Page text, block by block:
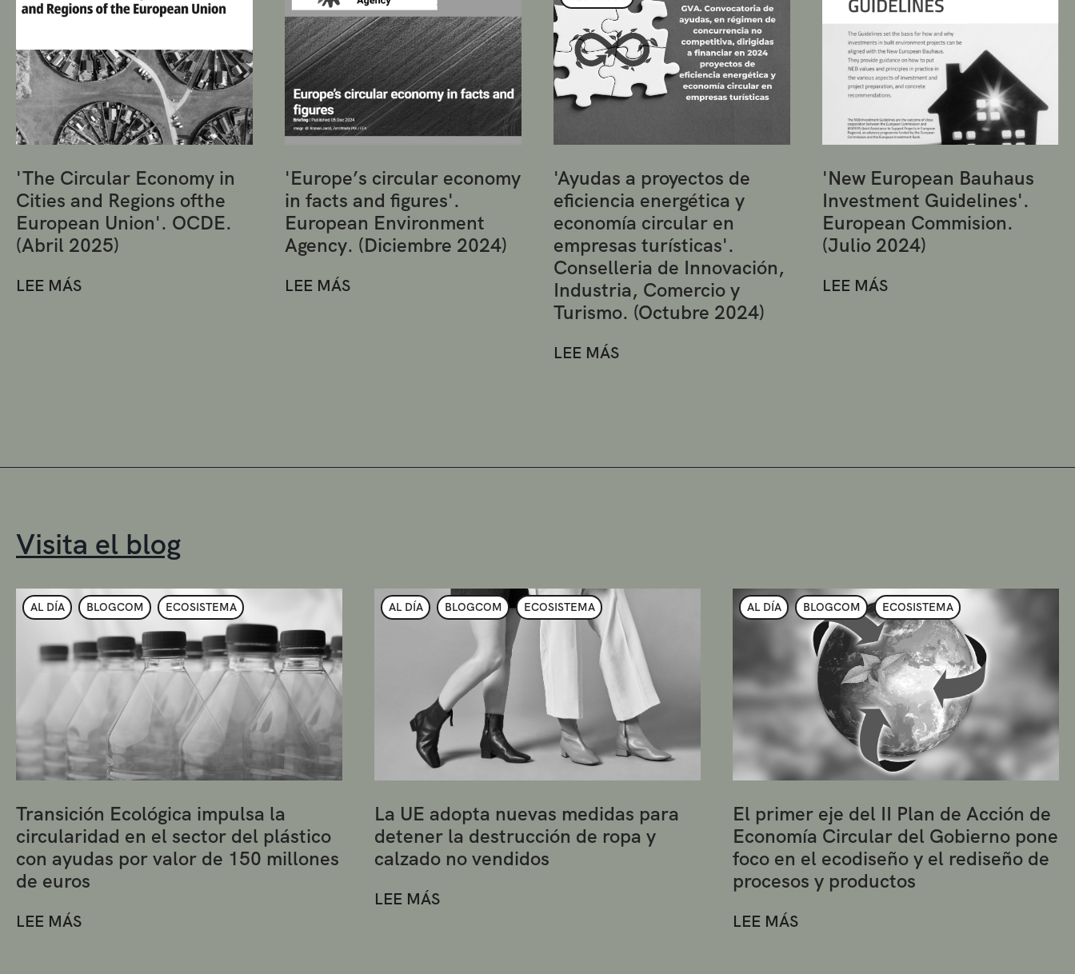
'The Circular Economy in
Cities and Regions ofthe
European Union'. OCDE.
(Abril 2025)
LEE MÁS
'Europe’s circular economy
in facts and figures'.
European Environment
Agency. (Diciembre 2024)
LEE MÁS
'Ayudas a proyectos de
eficiencia energética y
economía circular en
empresas turísticas'.
Conselleria de Innovación,
Industria, Comercio y
Turismo. (Octubre 2024)
LEE MÁS
'New European Bauhaus
Investment Guidelines'.
European Commision.
(Julio 2024)
LEE MÁS
Visita el blog
AL DÍA BLOGCOM ECOSISTEMA
Transición Ecológica impulsa la
circularidad en el sector del plástico
con ayudas por valor de 150 millones
de euros
LEE MÁS
AL DÍA BLOGCOM ECOSISTEMA
La UE adopta nuevas medidas para
detener la destrucción de ropa y
calzado no vendidos
LEE MÁS
AL DÍA BLOGCOM ECOSISTEMA
El primer eje del II Plan de Acción de
Economía Circular del Gobierno pone
foco en el ecodiseño y el rediseño de
procesos y productos
LEE MÁS